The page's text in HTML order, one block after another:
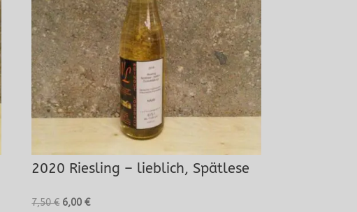
2020 Riesling – lieblich, Spätlese
7,50€ Ursprünglicher
6,00€Aktueller